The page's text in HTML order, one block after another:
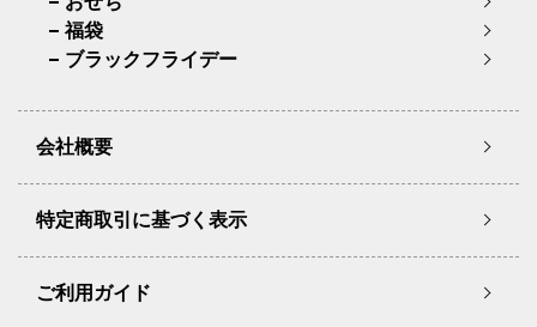
福袋
ブラックフライデー
会社概要
特定商取引に基づく表示
ご利用ガイド